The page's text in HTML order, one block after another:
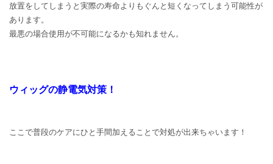
放置をしてしまうと実際の寿命よりもぐんと短くなってしまう可能性が
あります。
最悪の場合使用が不可能になるかも知れません。
ウィッグの静電気対策！
ここで普段のケアにひと手間加えることで対処が出来ちゃいます！